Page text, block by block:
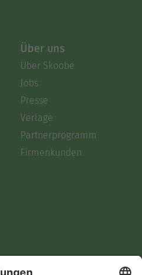
Über uns
Über Skoobe
Jobs
Presse
Verlage
Partnerprogramm
Firmenkunden